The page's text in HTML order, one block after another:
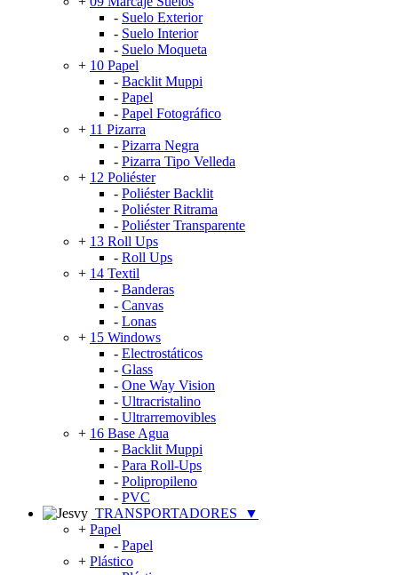
- Suelo Exterior
- Suelo Interior
- Suelo Moqueta
+ 10 Papel
- Backlit Muppi
- Papel
- Papel Fotográfico
+ 11 Pizarra
- Pizarra Negra
- Pizarra Tipo Velleda
+ 12 Poliéster
- Poliéster Backlit
- Poliéster Ritrama
- Poliéster Transparente
+ 13 Roll Ups
- Roll Ups
+ 14 Textil
- Banderas
- Canvas
- Lonas
+ 15 Windows
- Electrostáticos
- Glass
- One Way Vision
- Ultracristalino
- Ultrarremovibles
+ 16 Base Agua
- Backlit Muppi
- Para Roll-Ups
- Polipropileno
- PVC
TRANSPORTADORES
▼
+ Papel
- Papel
+ Plástico